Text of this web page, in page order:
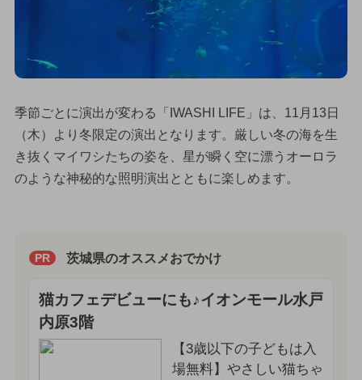
季節ごとに演出が変わる「IWASHI LIFE」は、11月13日
（木）より冬限定の演出となります。厳しい冬の海を生
き抜くマイワシたちの姿を、星が瞬く空に漂うオーロラ
のような神秘的な照明演出とともに楽しめます。
PR 茨城県のオススメおでかけ
猫カフェデビューにも♪イオンモール水戸
内原3階
【3歳以下の子どもは入
場無料】やさしい猫ちゃ